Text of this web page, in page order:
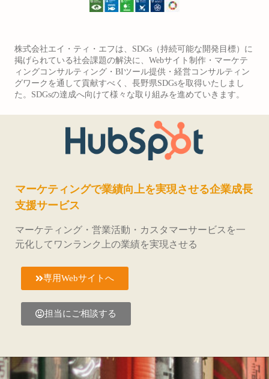
株式会社エイ・ティ・エフは、SDGs（持続可能な開発目標）に
掲げられている社会課題の解決に、Webサイト制作・マーケテ
ィングコンサルティング・BIツール提供・経営コンサルティン
グワークを通して貢献すべく、長野県SDGsを取得いたしまし
た。SDGsの達成へ向けて様々な取り組みを進めていきます。
マーケティングで業績向上を実現させる企業成長
支援サービス
マーケティング・営業活動・カスタマーサービスを一
元化してワンランク上の業績を実現させる
専用Webサイトへ
担当にご相談する